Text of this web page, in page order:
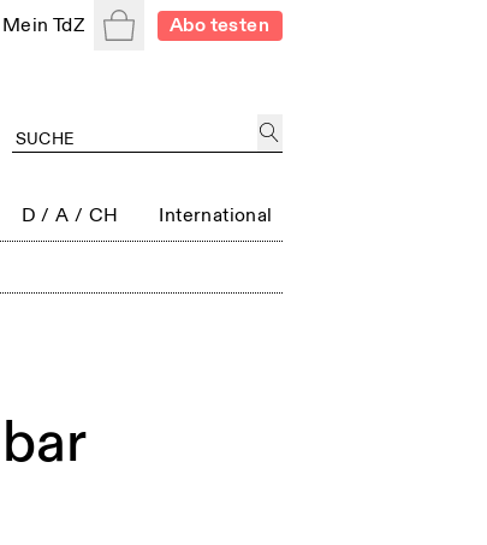
Mein TdZ WarenkorbAbo testen
D / A / CH International